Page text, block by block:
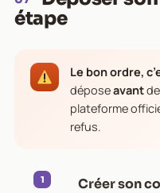
étape
Le bon ordre,
déposeavant
plateforme
refus.
Créer son